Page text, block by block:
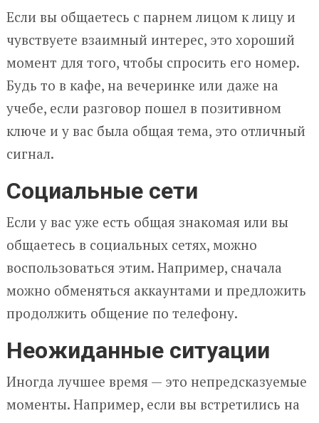
Если вы общаетесь с парнем лицом к лицу и
чувствуете взаимный интерес, это хороший
момент для того, чтобы спросить его номер.
Будь то в кафе, на вечеринке или даже на
учебе, если разговор пошел в позитивном
ключе и у вас была общая тема, это отличный
сигнал.
Социальные сети
Если у вас уже есть общая знакомая или вы
общаетесь в социальных сетях, можно
воспользоваться этим. Например, сначала
можно обменяться аккаунтами и предложить
продолжить общение по телефону.
Неожиданные ситуации
Иногда лучшее время — это непредсказуемые
моменты. Например, если вы встретились на